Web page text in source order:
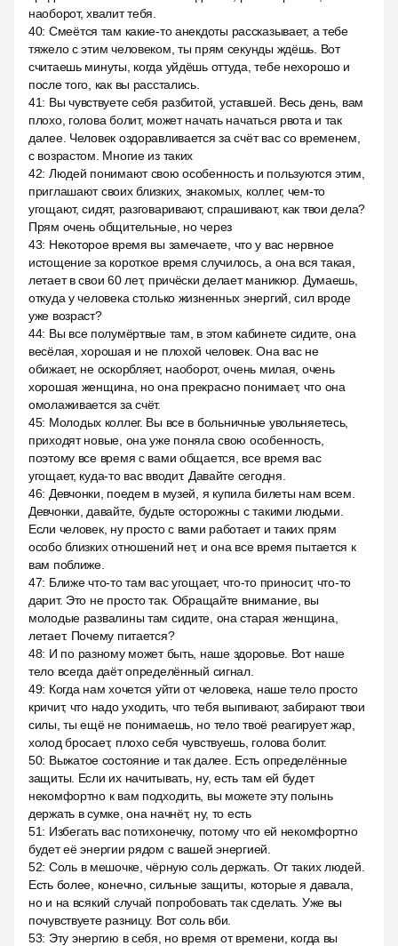
наоборот, хвалит тебя.
40: Смеётся там какие-то анекдоты рассказывает, а тебе
тяжело с этим человеком, ты прям секунды ждёшь. Вот
считаешь минуты, когда уйдёшь оттуда, тебе нехорошо и
после того, как вы расстались.
41: Вы чувствуете себя разбитой, уставшей. Весь день, вам
плохо, голова болит, может начать начаться рвота и так
далее. Человек оздоравливается за счёт вас со временем,
с возрастом. Многие из таких
42: Людей понимают свою особенность и пользуются этим,
приглашают своих близких, знакомых, коллег, чем-то
угощают, сидят, разговаривают, спрашивают, как твои дела?
Прям очень общительные, но через
43: Некоторое время вы замечаете, что у вас нервное
истощение за короткое время случилось, а она вся такая,
летает в свои 60 лет, причёски делает маникюр. Думаешь,
откуда у человека столько жизненных энергий, сил вроде
уже возраст?
44: Вы все полумёртвые там, в этом кабинете сидите, она
весёлая, хорошая и не плохой человек. Она вас не
обижает, не оскорбляет, наоборот, очень милая, очень
хорошая женщина, но она прекрасно понимает, что она
омолаживается за счёт.
45: Молодых коллег. Вы все в больничные увольняетесь,
приходят новые, она уже поняла свою особенность,
поэтому все время с вами общается, все время вас
угощает, куда-то вас вводит. Давайте сегодня.
46: Девчонки, поедем в музей, я купила билеты нам всем.
Девчонки, давайте, будьте осторожны с такими людьми.
Если человек, ну просто с вами работает и таких прям
особо близких отношений нет, и она все время пытается к
вам поближе.
47: Ближе что-то там вас угощает, что-то приносит, что-то
дарит. Это не просто так. Обращайте внимание, вы
молодые развалины там сидите, она старая женщина,
летает. Почему питается?
48: И по разному может быть, наше здоровье. Вот наше
тело всегда даёт определённый сигнал.
49: Когда нам хочется уйти от человека, наше тело просто
кричит, что надо уходить, что тебя выпивают, забирают твои
силы, ты ещё не понимаешь, но тело твоё реагирует жар,
холод бросает, плохо себя чувствуешь, голова болит.
50: Выжатое состояние и так далее. Есть определённые
защиты. Если их начитывать, ну, есть там ей будет
некомфортно к вам подходить, вы можете эту полынь
держать в сумке, она начнёт, ну, то есть
51: Избегать вас потихонечку, потому что ей некомфортно
будет её энергии рядом с вашей энергией.
52: Соль в мешочке, чёрную соль держать. От таких людей.
Есть более, конечно, сильные защиты, которые я давала,
но и на всякий случай попробовать так сделать. Уже вы
почувствуете разницу. Вот соль вби.
53: Эту энергию в себя, но время от времени, когда вы